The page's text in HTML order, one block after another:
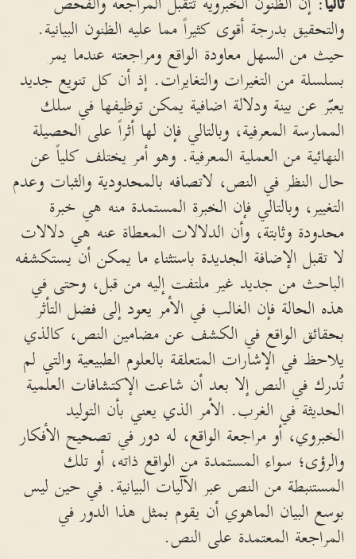
والتحقيق بدرجة أقوى كثيراً مما عليه الظنون البيانية.
حيث من السهل معاودة الواقع ومراجعته عندما يمر
بسلسلة من التغيرات والتغايرات. إذ أن كل تنويع جديد
يعبّر عن بينة ودلالة اضافية يمكن توظيفها في سلك
الممارسة المعرفية، وبالتالي فإن لها أثراً على الحصيلة
النهائية من العملية المعرفية. وهو أمر يختلف كلياً عن
حال النظر في النص، لاتصافه بالمحدودية والثبات وعدم
التغيير، وبالتالي فإن الخبرة المستمدة منه هي خبرة
محدودة وثابتة، وأن الدلالات المعطاة عنه هي دلالات
لا تقبل الإضافة الجديدة باستثناء ما يمكن أن يستكشفه
الباحث من جديد غير ملتفت إليه من قبل، وحتى في
هذه الحالة فإن الغالب في الأمر يعود إلى فضل التأثر
بحقائق الواقع في الكشف عن مضامين النص، كالذي
يلاحظ في الإشارات المتعلقة بالعلوم الطبيعية والتي لم
تُدرك في النص إلا بعد أن شاعت الإكتشافات العلمية
الحديثة في الغرب. الأمر الذي يعني بأن التوليد
الخبروي، أو مراجعة الواقع، له دور في تصحيح الأفكار
والرؤى؛ سواء المستمدة من الواقع ذاته، أو تلك
المستنبطة من النص عبر الآليات البيانية. في حين ليس
بوسع البيان الماهوي أن يقوم بمثل هذا الدور في
المراجعة المعتمدة على النص.